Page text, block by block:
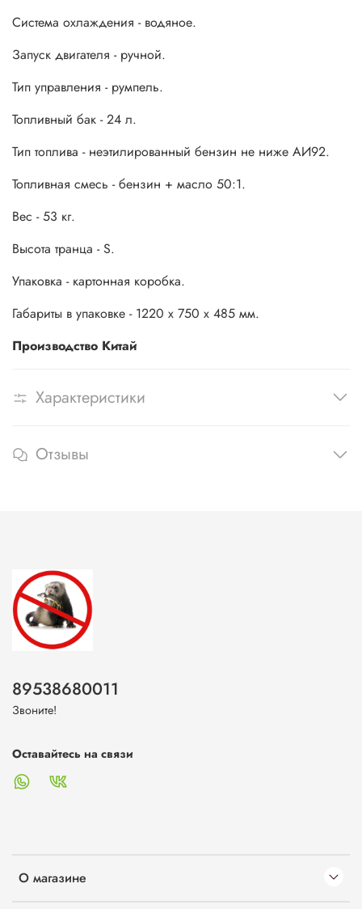
Система охлаждения - водяное.
Запуск двигателя - ручной.
Тип управления - румпель.
Топливный бак - 24 л.
Тип топлива - неэтилированный бензин не ниже АИ92.
Топливная смесь - бензин + масло 50:1.
Вес - 53 кг.
Высота транца - S.
Упаковка - картонная коробка.
Габариты в упаковке - 1220 x 750 x 485 мм.
Производство Китай
Характеристики
Отзывы
О магазине
89538680011
Звоните!
Оставайтесь на связи